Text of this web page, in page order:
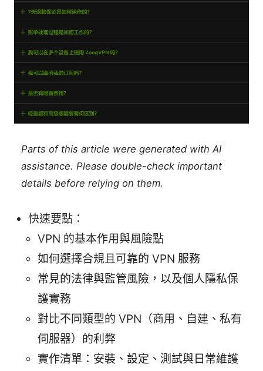
Parts of this article were generated with AI
assistance. Please double-check important
details before relying on them.
快速要點：
VPN 的基本作用與風險點
如何選擇合規且可靠的 VPN 服務
常見的法律與監管風險，以及個人隱私保
護實務
對比不同類型的 VPN（商用、自建、私有
伺服器）的利弊
實作清單：安裝、設定、測試與日常維護